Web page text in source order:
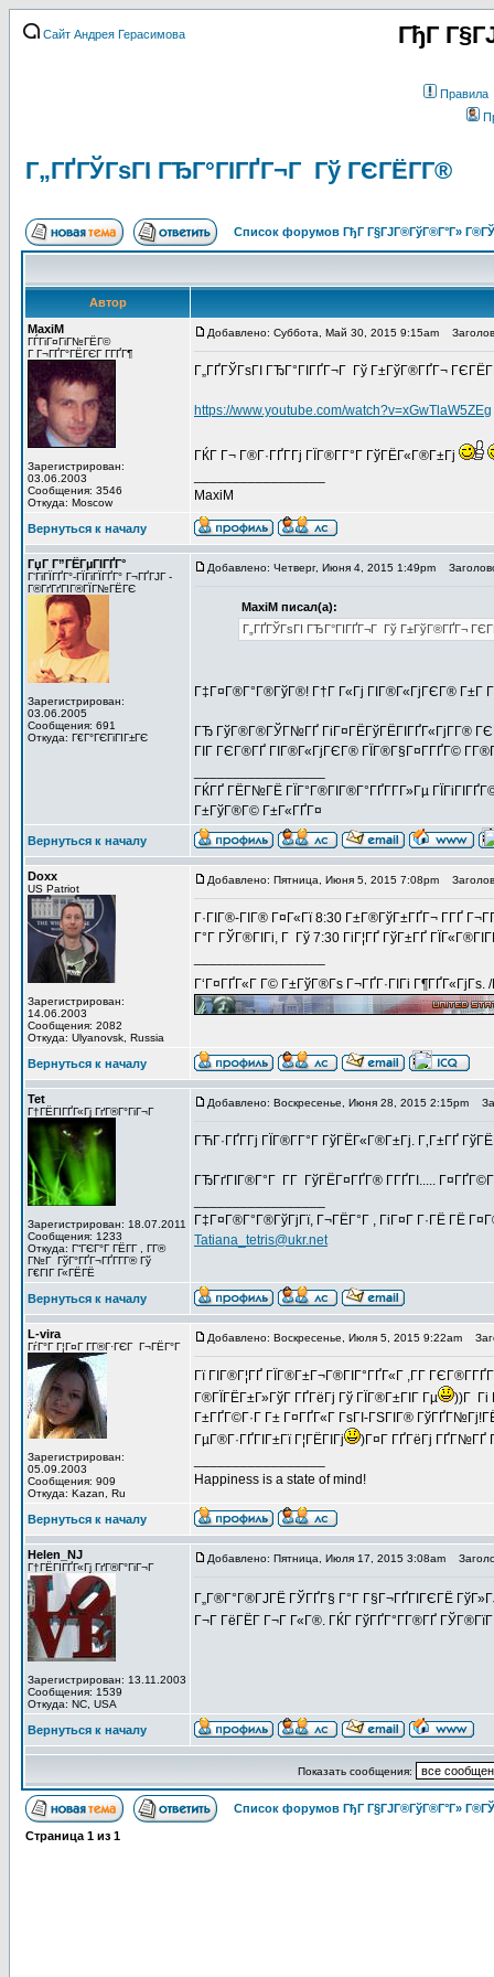
Сайт Андрея Герасимова ГђГ
Правила
Г„ГҐГЎГѕГІ ГЂГ°ГІГҐГ¬Г Гў ГЄГЁГ­Г®
Список форумов ГђГ Г§ГЈГ®ГўГ®Г°Г»
Автор
MaxiM
ГЃГіГ¤ГіГ№ГЁГ©
Г Г¬ГҐГ°ГЁГЄГ Г­ГҐГ¶
Зарегистрирован:
03.06.2003
Сообщения: 3546
Откуда: Moscow
Добавлено: Суббота, Май 30, 2015 9:15am
Г„ГҐГЎГѕГІ ГЂГ°ГІГҐГ¬Г Гў Г±ГўГ®ГҐГ¬
https://www.youtube.com/watch?v=xGwTlaW5ZEg
ГЌГ Г¬ Г®Г·ГҐГ­Гј ГЇГ®Г­Г°Г ГўГЁГ«Г®Г±Гј
MaxiM
Вернуться к началу
ГџГ­ Г”ГЁГµГІГҐГ°
Г‘ГіГЇГҐГ°-ГЇГіГЇГҐГ° Г¬ГҐГЈГ -
Г®ГґГґГІГ®ГЇГ№ГЁГЄ
Зарегистрирован:
03.06.2005
Сообщения: 691
Откуда: Г€Г°ГЄГіГІГ±ГЄ
Добавлено: Четверг, Июня 4, 2015 1:49pm
MaxiM писал(а):
Г„ГҐГЎГѕГІ ГЂГ°ГІГҐГ¬Г Гў Г±ГўГ®ГҐГ¬
Г‡Г¤Г®Г°Г®ГўГ®! Г†Г Г«Гј ГІГ®Г«ГјГЄГ®
ГЂ ГўГ®Г®ГЎГ№ГҐ ГіГ¤ГЁГўГЁГІГҐГ«ГјГ­Г®
ГІГ ГЄГ®ГҐ ГІГ®Г«ГјГЄГ® ГЇГ®Г§Г¤Г­ГҐГ©
ГЌГҐ ГЁГ№ГЁ ГЇГ°Г®ГІГ®Г°ГҐГ­Г­Г»Гµ
Г±ГўГ®Г© Г±Г«ГҐГ¤
Вернуться к началу
Doxx
US Patriot
Зарегистрирован:
14.06.2003
Сообщения: 2082
Откуда: Ulyanovsk, Russia
Добавлено: Пятница, Июня 5, 2015 7:08pm
Г·ГІГ®-ГІГ® Г¤Г«Гї 8:30 Г±Г®ГўГ±ГҐГ¬ Г­ГҐ
Г°Г ГЎГ®ГІГі, Г Гў 7:30 ГіГ¦ГҐ ГўГ±ГҐ
Г‘Г¤ГҐГ«Г Г© Г±ГўГ®Гѕ Г¬ГҐГ·ГІГі Г¶ГҐГ«ГјГѕ.
Вернуться к началу
Tet
Г†ГЁГІГҐГ«Гј ГґГ®Г°ГіГ¬Г
Зарегистрирован: 18.07.2011
Сообщения: 1233
Откуда: Г“ГЄГ°Г ГЁГ­Г , Г­Г®
Г№Г ГўГ°ГҐГ¬ГҐГ­Г­Г® Гў
Г€ГІГ Г«ГЁГЁ
Добавлено: Воскресенье, Июня 28, 2015 2:15pm
ГЋГ·ГҐГ­Гј ГЇГ®Г­Г°Г ГўГЁГ«Г®Г±Гј. Г‚Г±ГҐ
ГЂГґГІГ®Г°Г Г­Г ГўГЁГ¤ГҐГ® Г­ГҐГІ.....
Г‡Г¤Г®Г°Г®ГўГјГї, Г¬ГЁГ°Г , ГіГ¤Г Г·ГЁ ГЁ
Tatiana_tetris@ukr.net
Вернуться к началу
L-vira
ГѓГ°Г Г¦Г¤Г Г­Г®Г·ГЄГ Г¬ГЁГ°Г
Зарегистрирован:
05.09.2003
Сообщения: 909
Откуда: Kazan, Ru
Добавлено: Воскресенье, Июля 5, 2015 9:22am
Гї ГІГ®Г¦ГҐ ГЇГ®Г±Г¬Г®ГІГ°ГҐГ«Г ,Г­Г
Г®ГЇГЁГ±Г»ГўГ ГҐГёГј Гў ГЇГ®Г±ГІГ Гµ
))Г Гі
Г±ГҐГ©Г·Г Г± Г¤ГҐГ«Г ГѕГІ-ГЅГІГ®
ГµГ®Г·ГҐГІГ±Гї Г¦ГЁГІГј
)Г¤Г ГҐГёГј ГҐГ№ГҐ
Happiness is a state of mind!
Вернуться к началу
Helen_NJ
Г†ГЁГІГҐГ«Гј ГґГ®Г°ГіГ¬Г
Зарегистрирован: 13.11.2003
Сообщения: 1539
Откуда: NC, USA
Добавлено: Пятница, Июля 17, 2015 3:08am
Г„Г®Г°Г®ГЈГЁ ГЎГҐГ§ Г°Г Г§Г¬ГҐГІГЄГЁ
Г¬Г ГёГЁГ­ Г¬Г Г«Г®. ГЌГ ГўГҐГ°Г­Г®ГҐ
Вернуться к началу
Показать сообщения:
Список форумов ГђГ Г§ГЈГ®ГўГ®Г°Г»
Страница 1 из 1